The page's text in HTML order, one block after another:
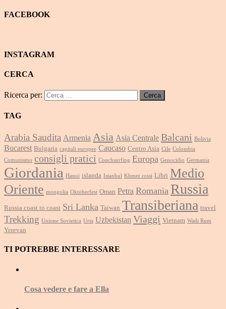
FACEBOOK
INSTAGRAM
CERCA
Ricerca per:
TAG
Arabia Saudita Armenia Asia Asia Centrale Balcani Bolivia
Bucarest Bulgaria capitali europee Caucaso Centro Asia Cile Colombia
Comunismo consigli pratici Couchsurfing Europa Genocidio Germania
Giordania Hanoi islanda Istanbul Khmer rossi Libri Medio
Oriente mongolia Oktoberfest Oman Petra Romania Russia
Russia coast to coast Sri Lanka Taiwan Transiberiana travel
Trekking Unione Sovietica Urss Uzbekistan Viaggi Vietnam Wadi Rum
Yerevan
TI POTREBBE INTERESSARE
Cosa vedere e fare a Ella